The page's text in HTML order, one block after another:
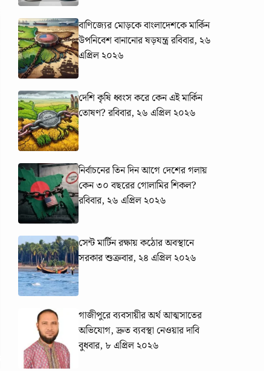
বাণিজ্যের মোড়কে বাংলাদেশকে মার্কিন
উপনিবেশ বানানোর ষড়যন্ত্ররবিবার, ২৬
এপ্রিল ২০২৬
দেশি কৃষি ধ্বংস করে কেন এই মার্কিন
তোষণ? রবিবার, ২৬ এপ্রিল ২০২৬
নির্বাচনের তিন দিন আগে দেশের গলায়
কেন ৩০ বছরের গোলামির শিকল?
রবিবার, ২৬ এপ্রিল ২০২৬
সেন্ট মার্টিন রক্ষায় কঠোর অবস্থানে
সরকারশুক্রবার, ২৪ এপ্রিল ২০২৬
গাজীপুরে ব্যবসায়ীর অর্থ আত্মসাতের
অভিযোগ, দ্রুত ব্যবস্থা নেওয়ার দাবি
বুধবার, ৮ এপ্রিল ২০২৬